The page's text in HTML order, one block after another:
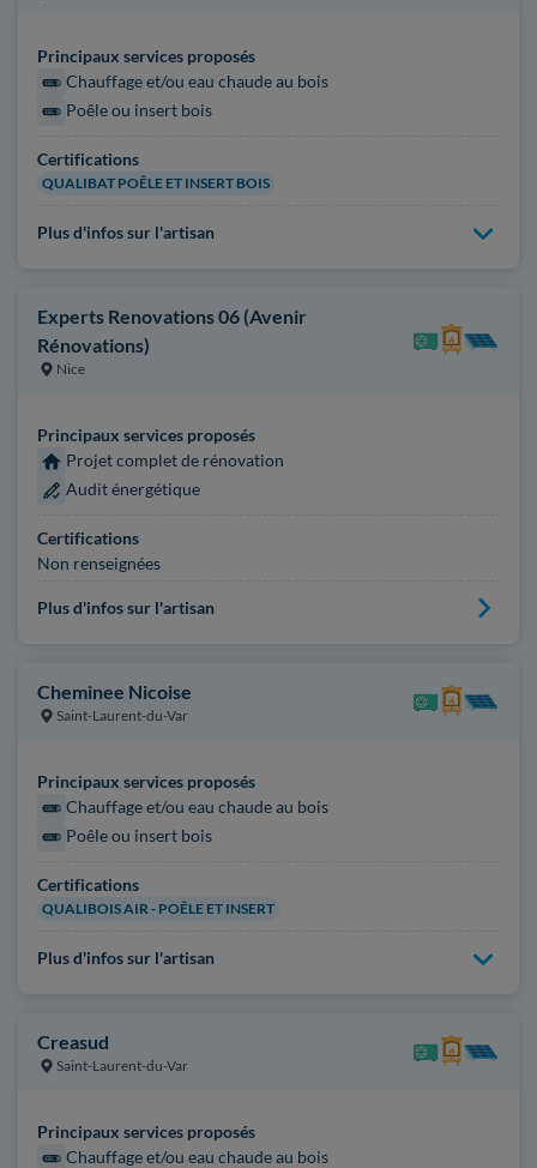
Principaux services proposés
Chauffage et/ou eau chaude au bois
Poêle ou insert bois
Certifications
QUALIBAT POÊLE ET INSERT BOIS
Plus d'infos sur l'artisan
Experts Renovations 06 (Avenir
Rénovations)
Nice
Principaux services proposés
Projet complet de rénovation
Audit énergétique
Certifications
Non renseignées
Plus d'infos sur l'artisan
Cheminee Nicoise
Saint-Laurent-du-Var
Principaux services proposés
Chauffage et/ou eau chaude au bois
Poêle ou insert bois
Certifications
QUALIBOIS AIR - POÊLE ET INSERT
Plus d'infos sur l'artisan
Creasud
Saint-Laurent-du-Var
Principaux services proposés
Chauffage et/ou eau chaude au bois